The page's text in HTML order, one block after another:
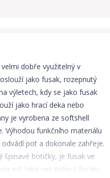
dobře využitelný v
jako fusak, rozepnutý
výletech, kdy se jako fusak
jako hrací deka nebo
je vyrobena ze softshell
Výhodou funkčního materiálu
pot a dokonale zahřeje.
špinavé botičky, je fusak ve
mít také ven nohy z fusaku.